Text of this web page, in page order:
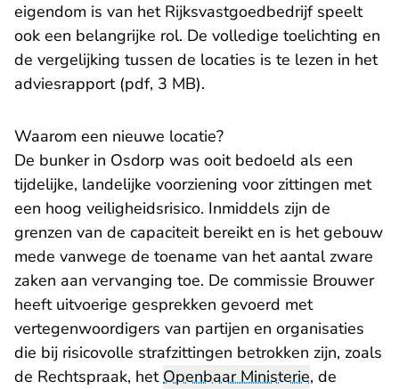
eigendom is van het Rijksvastgoedbedrijf speelt
ook een belangrijke rol. De volledige toelichting en
de vergelijking tussen de locaties is te lezen in het
adviesrapport (pdf, 3 MB).
Waarom een nieuwe locatie?
De bunker in Osdorp was ooit bedoeld als een
tijdelijke, landelijke voorziening voor zittingen met
een hoog veiligheidsrisico. Inmiddels zijn de
grenzen van de capaciteit bereikt en is het gebouw
mede vanwege de toename van het aantal zware
zaken aan vervanging toe. De commissie Brouwer
heeft uitvoerige gesprekken gevoerd met
vertegenwoordigers van partijen en organisaties
die bij risicovolle strafzittingen betrokken zijn, zoals
de Rechtspraak, hetOpenbaar Ministerie, de